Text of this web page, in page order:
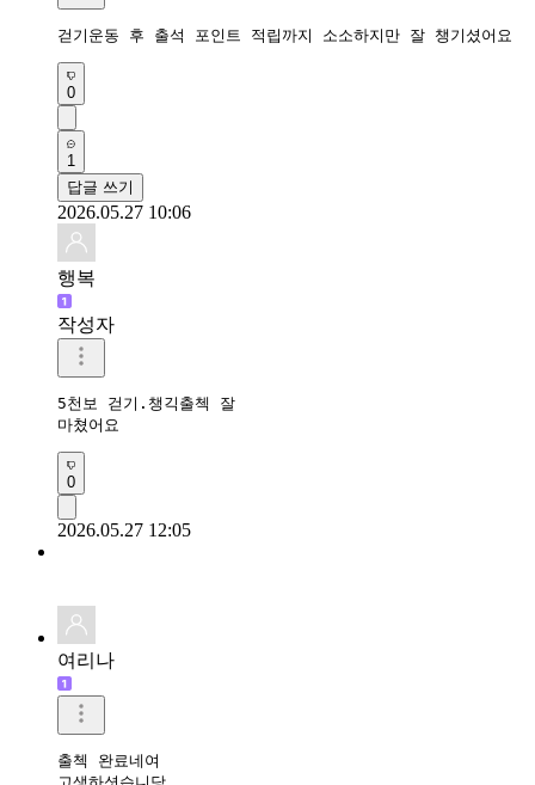
걷기운동 후 출석 포인트 적립까지 소소하지만 잘 챙기셨어요
0
1
답글 쓰기
2026.05.27 10:06
행복
작성자
5천보 걷기.챙긱출첵 잘
마쳤어요
0
2026.05.27 12:05
여리나
출첵 완료네여